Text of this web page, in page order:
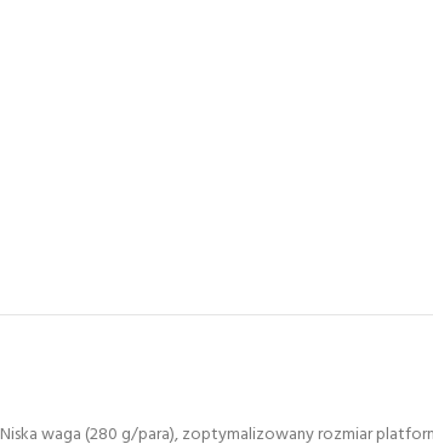
Niska waga (280 g/para), zoptymalizowany rozmiar